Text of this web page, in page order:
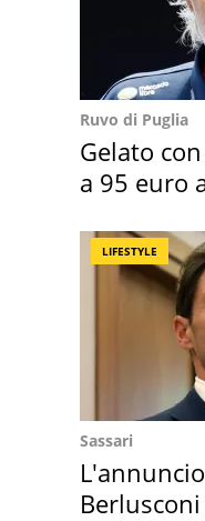
Ruvo di Puglia
Gelato
a 95 euro
LIFESTYLE
Sassari